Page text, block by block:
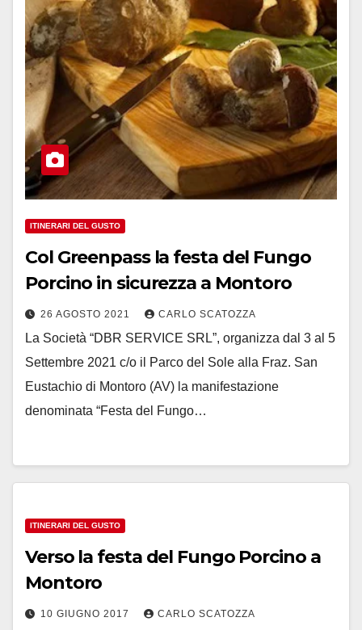
ITINERARI DEL GUSTO
Col Greenpass la festa del Fungo
Porcino in sicurezza a Montoro
26 AGOSTO 2021 CARLO SCATOZZA
La Società “DBR SERVICE SRL”, organizza dal 3 al 5
Settembre 2021 c/o il Parco del Sole alla Fraz. San
Eustachio di Montoro (AV) la manifestazione
denominata “Festa del Fungo…
ITINERARI DEL GUSTO
Verso la festa del Fungo Porcino a
Montoro
10 GIUGNO 2017 CARLO SCATOZZA